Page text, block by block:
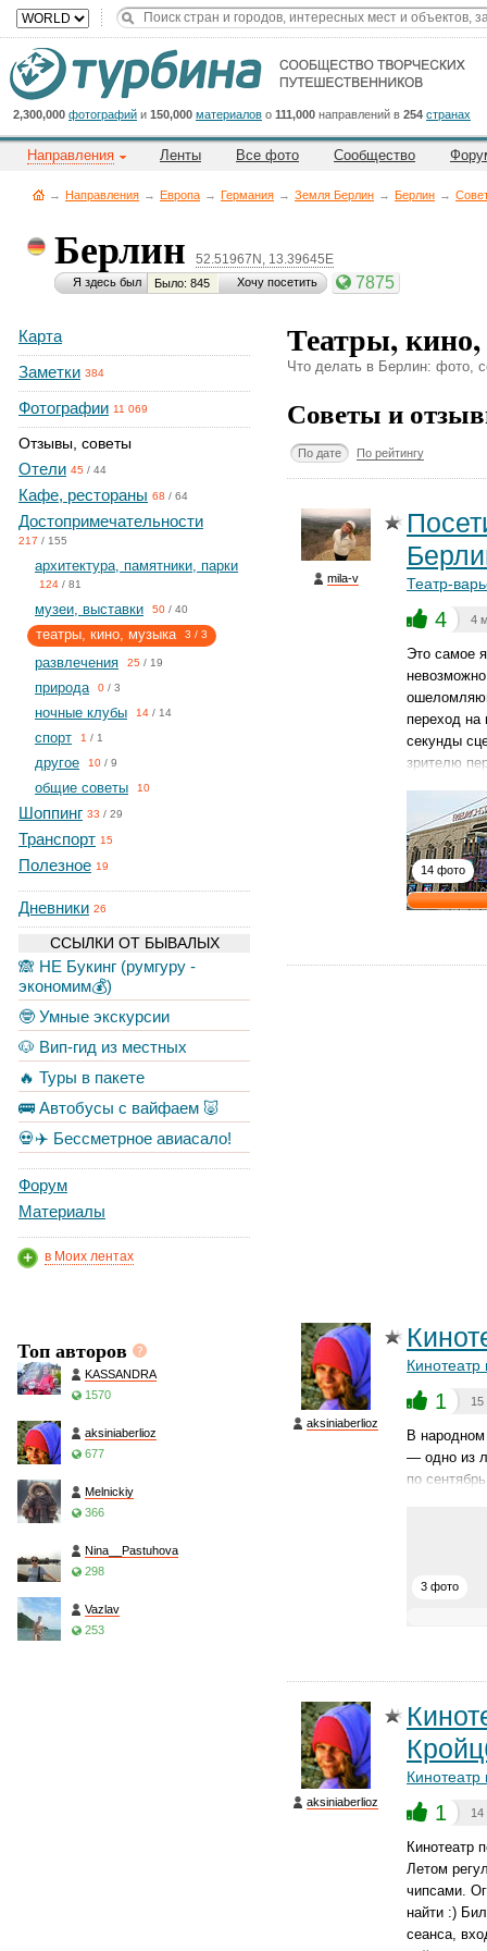
2,300,000 фотографий и 150,000 материалов о 111,000 направлений в 254 странах
Направления Ленты Все фото Сообщество
→ Направления → Европа → Германия → Земля Берлин → Берлин →
Берлин 52.51967N, 13.39645E
Я здесь был Было: 845 Хочу посетить 7875
Карта
Заметки 384
Фотографии 11 069
Отзывы, советы
Отели 45 / 44
Кафе, рестораны 68 / 64
Достопримечательности
217 / 155
архитектура, памятники, парки
124 / 81
музеи, выставки 50 / 40
театры, кино, музыка 3 / 3
развлечения 25 / 19
природа 0 / 3
ночные клубы 14 / 14
спорт 1 / 1
другое 10 / 9
общие советы 10
Шоппинг 33 / 29
Транспорт 15
Полезное 19
Дневники 26
ССЫЛКИ ОТ БЫВАЛЫХ
🙈 НЕ Букинг (румгуру -
экономим💰)
🤓 Умные экскурсии
🐶 Вип-гид из местных
🔥 Туры в пакете
🚌 Автобусы с вайфаем 🐷
💀✈️ Бессметрное авиасало!
Форум
Материалы
в Моих лентах
Топ авторов
KASSANDRA
1570
aksiniaberlioz
677
Melnickiy
366
Nina__Pastuhova
298
Vazlav
253
Театры,
Что делать в Берлин: фото,
Советы и
По дате По рейтингу
mila-v Театр-
4 4
Это самое
переход на
секунды
зрителю
14 фото
aksiniaberlioz
1 15
В
— одно из
по
3 фото
aksiniaberlioz 1 14
Кинотеатр
Летом
чипсами.
найти :)
сеанса,
Cейчас
на
сайте:
Title
Button